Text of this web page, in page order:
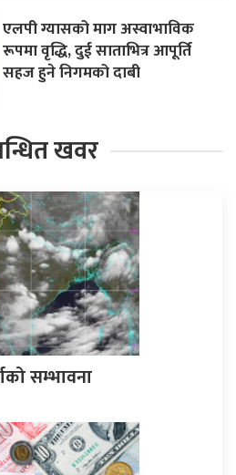
एलपी ग्यासको माग अस्वाभाविक
रूपमा वृद्धि, दुई साताभित्र आपूर्ति
सहज हुने निगमको दाबी
खवर
सम्भावना